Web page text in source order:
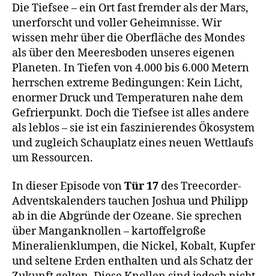
Die Tiefsee – ein Ort fast fremder als der Mars,
unerforscht und voller Geheimnisse. Wir
wissen mehr über die Oberfläche des Mondes
als über den Meeresboden unseres eigenen
Planeten. In Tiefen von 4.000 bis 6.000 Metern
herrschen extreme Bedingungen: Kein Licht,
enormer Druck und Temperaturen nahe dem
Gefrierpunkt. Doch die Tiefsee ist alles andere
als leblos – sie ist ein faszinierendes Ökosystem
und zugleich Schauplatz eines neuen Wettlaufs
um Ressourcen.
In dieser Episode vonTür 17 des Treecorder-
Adventskalenders tauchen Joshua und Philipp
ab in die Abgründe der Ozeane. Sie sprechen
über Manganknollen – kartoffelgroße
Mineralienklumpen, die Nickel, Kobalt, Kupfer
und seltene Erden enthalten und als Schatz der